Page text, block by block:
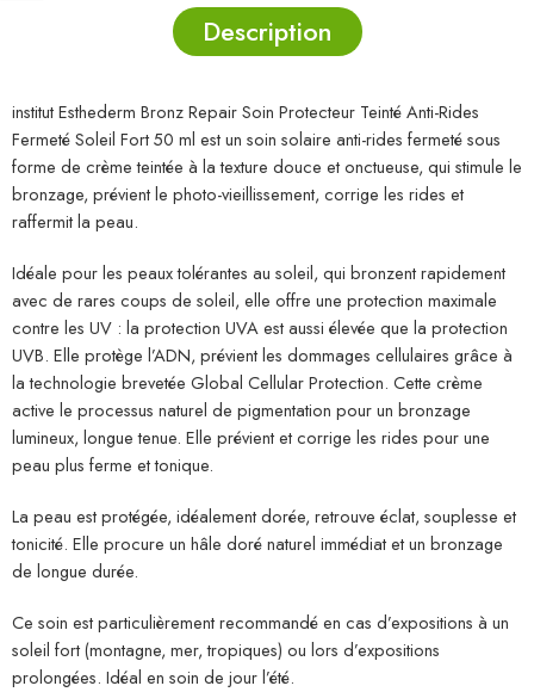
Description
institut Esthederm Bronz Repair Soin Protecteur Teinté Anti-Rides
Fermeté Soleil Fort 50 ml est un soin solaire anti-rides fermeté sous
forme de crème teintée à la texture douce et onctueuse, qui stimule le
bronzage, prévient le photo-vieillissement, corrige les rides et
raffermit la peau.
Idéale pour les peaux tolérantes au soleil, qui bronzent rapidement
avec de rares coups de soleil, elle offre une protection maximale
contre les UV : la protection UVA est aussi élevée que la protection
UVB. Elle protège l’ADN, prévient les dommages cellulaires grâce à
la technologie brevetée Global Cellular Protection. Cette crème
active le processus naturel de pigmentation pour un bronzage
lumineux, longue tenue. Elle prévient et corrige les rides pour une
peau plus ferme et tonique.
La peau est protégée, idéalement dorée, retrouve éclat, souplesse et
tonicité. Elle procure un hâle doré naturel immédiat et un bronzage
de longue durée.
Ce soin est particulièrement recommandé en cas d’expositions à un
soleil fort (montagne, mer, tropiques) ou lors d’expositions
prolongées. Idéal en soin de jour l’été.